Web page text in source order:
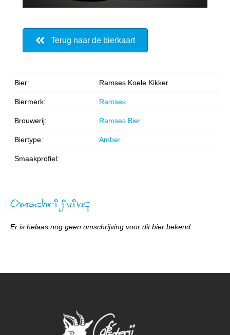
Terug naar de bierkaart
Bier: Ramses Koele Kikker
Biermerk: Ramses
Brouwerij: Ramses Bier
Biertype: Amber
Smaakprofiel:
Omschrijving
Er is helaas nog geen omschrijving voor dit bier bekend.